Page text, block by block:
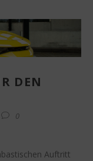
DEN
0
Auftritt